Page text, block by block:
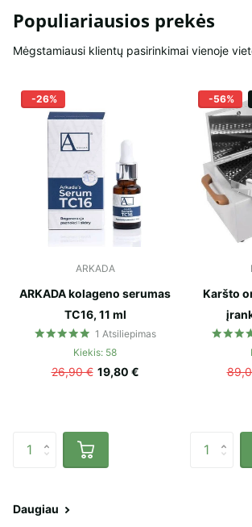
Populiariausios prekės
Mėgstamiausi klientų pasirinkimai vienoje
-26%
ARKADA
ARKADA kolageno serumas
TC16, 11 ml
1 Atsiliepimas
Kiekis: 58
26,90 € 19,80 €
-56%
Karšto
Daugiau